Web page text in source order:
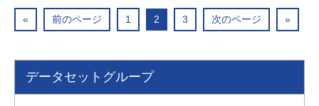
« 前のページ 1 2 3 次のページ »
データセットグループ